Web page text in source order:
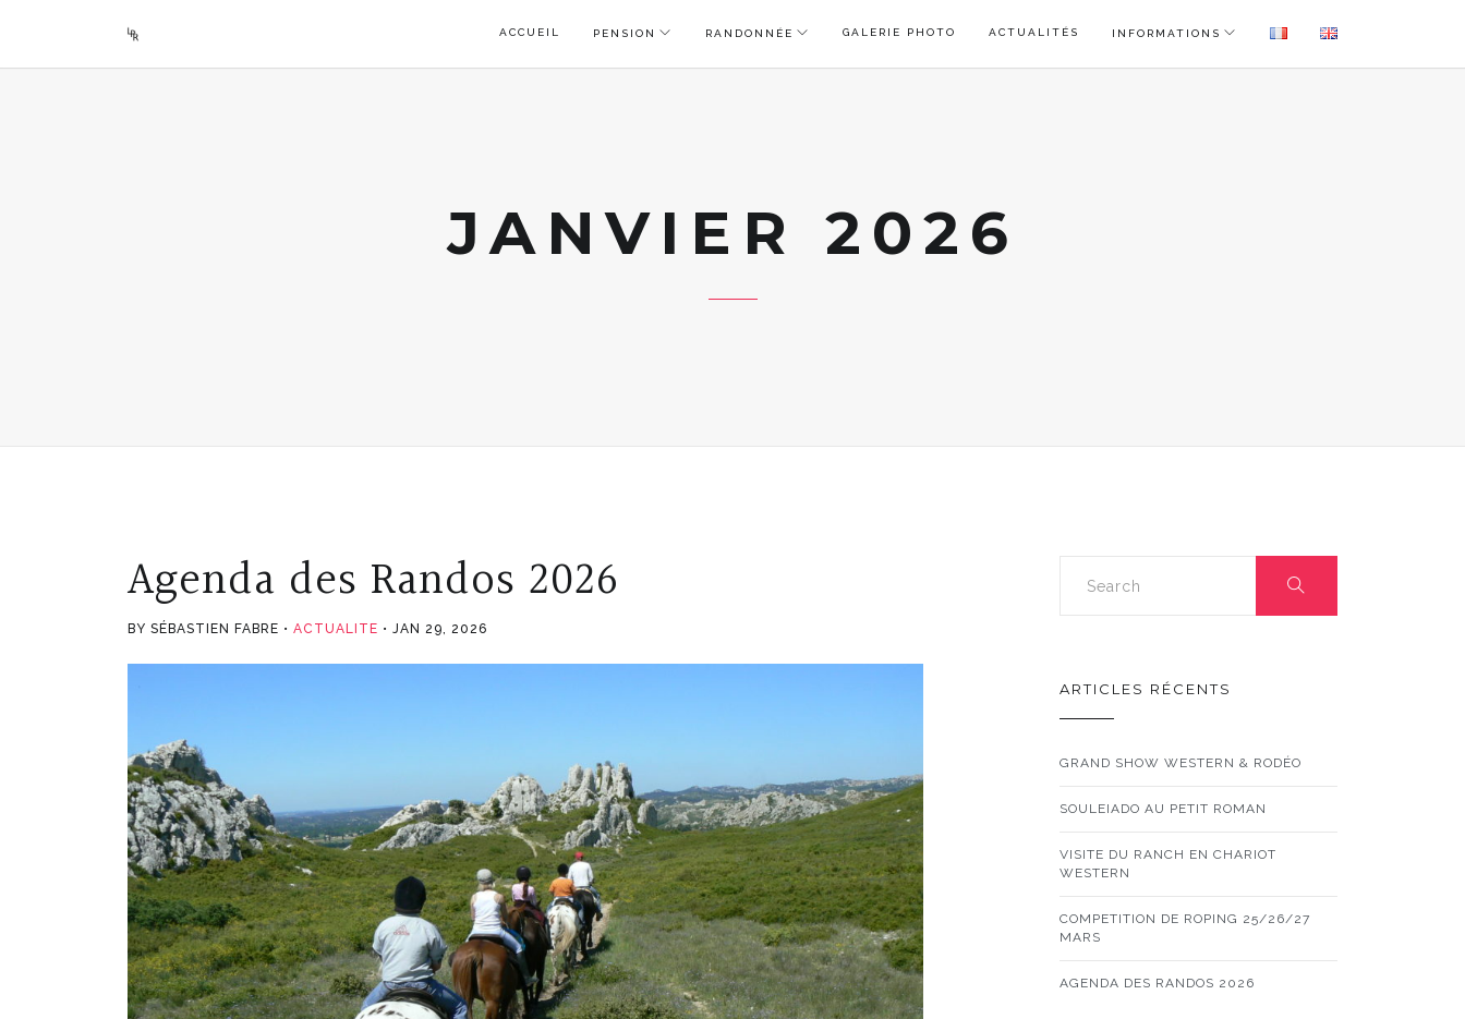
ACCUEIL PENSION RANDONNÉE GALERIE PHOTO ACTUALITÉS INFORMATIONS
JANVIER 2026
Agenda des Randos 2026
BY SÉBASTIEN FABRE ACTUALITE JAN 29, 2026
ARTICLES RÉCENTS
GRAND SHOW WESTERN & RODÉO
SOULEIADO AU PETIT ROMAN
VISITE DU RANCH EN CHARIOT
WESTERN
COMPETITION DE ROPING 25/26/27
MARS
AGENDA DES RANDOS 2026